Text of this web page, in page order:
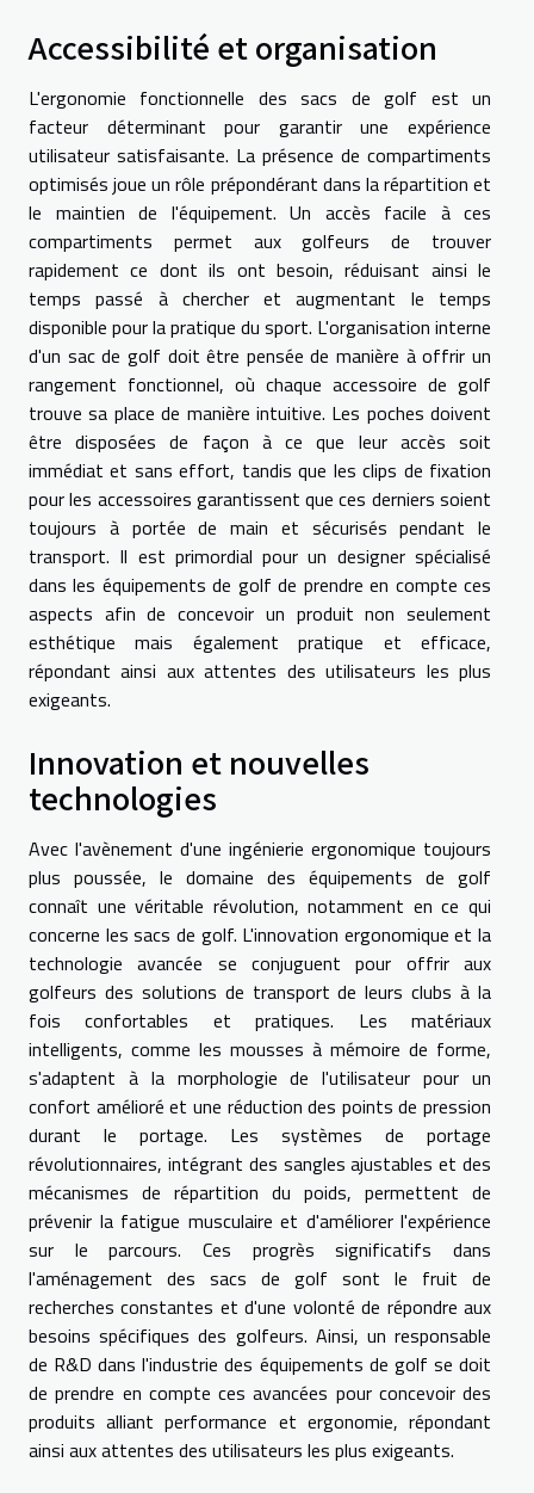
Accessibilité et organisation
L'ergonomie fonctionnelle des sacs de golf est un
facteur déterminant pour garantir une expérience
utilisateur satisfaisante. La présence de compartiments
optimisés joue un rôle prépondérant dans la répartition et
le maintien de l'équipement. Un accès facile à ces
compartiments permet aux golfeurs de trouver
rapidement ce dont ils ont besoin, réduisant ainsi le
temps passé à chercher et augmentant le temps
disponible pour la pratique du sport. L'organisation interne
d'un sac de golf doit être pensée de manière à offrir un
rangement fonctionnel, où chaque accessoire de golf
trouve sa place de manière intuitive. Les poches doivent
être disposées de façon à ce que leur accès soit
immédiat et sans effort, tandis que les clips de fixation
pour les accessoires garantissent que ces derniers soient
toujours à portée de main et sécurisés pendant le
transport. Il est primordial pour un designer spécialisé
dans les équipements de golf de prendre en compte ces
aspects afin de concevoir un produit non seulement
esthétique mais également pratique et efficace,
répondant ainsi aux attentes des utilisateurs les plus
exigeants.
Innovation et nouvelles
technologies
Avec l'avènement d'une ingénierie ergonomique toujours
plus poussée, le domaine des équipements de golf
connaît une véritable révolution, notamment en ce qui
concerne les sacs de golf. L'innovation ergonomique et la
technologie avancée se conjuguent pour offrir aux
golfeurs des solutions de transport de leurs clubs à la
fois confortables et pratiques. Les matériaux
intelligents, comme les mousses à mémoire de forme,
s'adaptent à la morphologie de l'utilisateur pour un
confort amélioré et une réduction des points de pression
durant le portage. Les systèmes de portage
révolutionnaires, intégrant des sangles ajustables et des
mécanismes de répartition du poids, permettent de
prévenir la fatigue musculaire et d'améliorer l'expérience
sur le parcours. Ces progrès significatifs dans
l'aménagement des sacs de golf sont le fruit de
recherches constantes et d'une volonté de répondre aux
besoins spécifiques des golfeurs. Ainsi, un responsable
de R&D dans l'industrie des équipements de golf se doit
de prendre en compte ces avancées pour concevoir des
produits alliant performance et ergonomie, répondant
ainsi aux attentes des utilisateurs les plus exigeants.